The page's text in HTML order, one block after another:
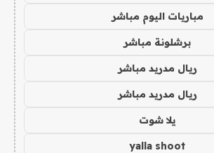
مباريات اليوم مباشر
برشلونة مباشر
ريال مدريد مباشر
ريال مدريد مباشر
يلا شوت
yalla shoot